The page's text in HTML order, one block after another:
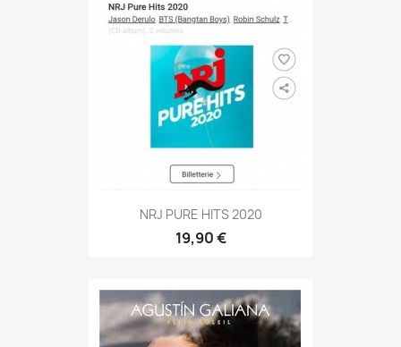
NRJ PURE HITS 2020
19,90 €